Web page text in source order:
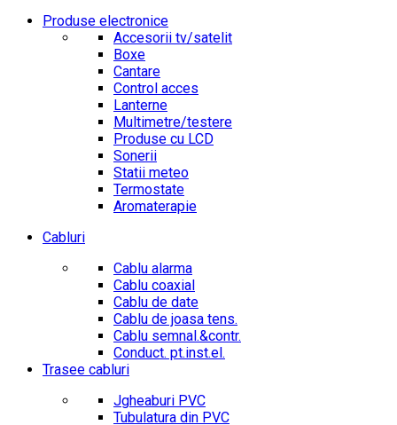
Produse electronice
Accesorii tv/satelit
Boxe
Cantare
Control acces
Lanterne
Multimetre/testere
Produse cu LCD
Sonerii
Statii meteo
Termostate
Aromaterapie
Cabluri
Cablu alarma
Cablu coaxial
Cablu de date
Cablu de joasa tens.
Cablu semnal.&contr.
Conduct. pt.inst.el.
Trasee cabluri
Jgheaburi PVC
Tubulatura din PVC